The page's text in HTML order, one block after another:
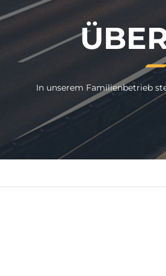
In unserem Familienbetrieb